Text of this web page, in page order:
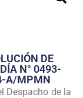
DE
N° 0493-
A/MPMN
Despacho de la